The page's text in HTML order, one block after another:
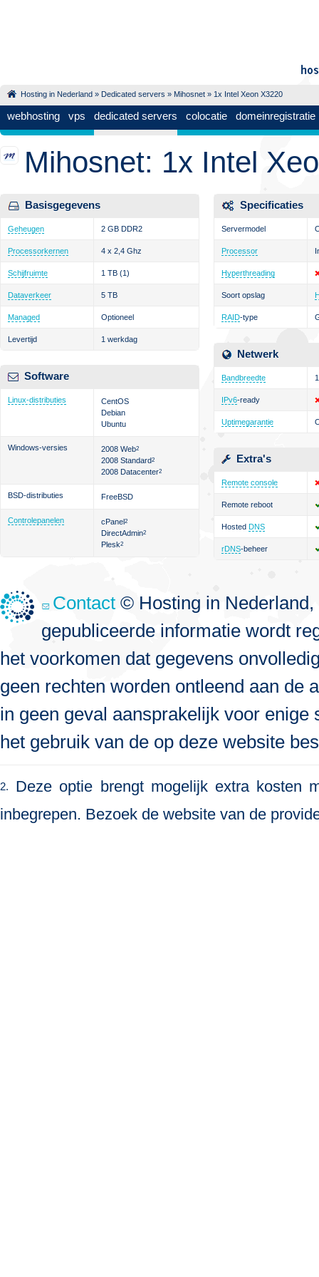
Hosting in Nederland » Dedicated servers » Mihosnet » 1x Intel Xeon X3220
webhosting vps dedicated servers colocatie domeinregistratie
Mihosnet: 1x Intel
Basisgegevens
Geheugen 2 GB DDR2
Processorkernen 4 x 2,4 Ghz
Schijfruimte 1 TB (1)
Dataverkeer 5 TB
Managed Optioneel
Levertijd 1 werkdag
Software
Linux-distributies
CentOS
Debian
Ubuntu
Windows-versies 2008 Web2
2008 Standard2
2008 Datacenter2
BSD-distributies FreeBSD
Controlepanelen cPanel2
DirectAdmin2
Plesk2
Specificaties
Servermodel
Processor
Hyperthreading
Soort opslag
RAID-type
Netwerk
Bandbreedte
IPv6-ready
Uptimegarantie
Extra's
Remote console
Remote reboot
Hosted DNS
rDNS-beheer
Contact © Hosting in
gepubliceerde informatie wordt
het voorkomen dat gegevens
geen rechten worden ontleend aan de
in geen geval aansprakelijk voor
het gebruik van de op deze website
2.
Deze optie brengt mogelijk extra kosten
inbegrepen. Bezoek de website van de